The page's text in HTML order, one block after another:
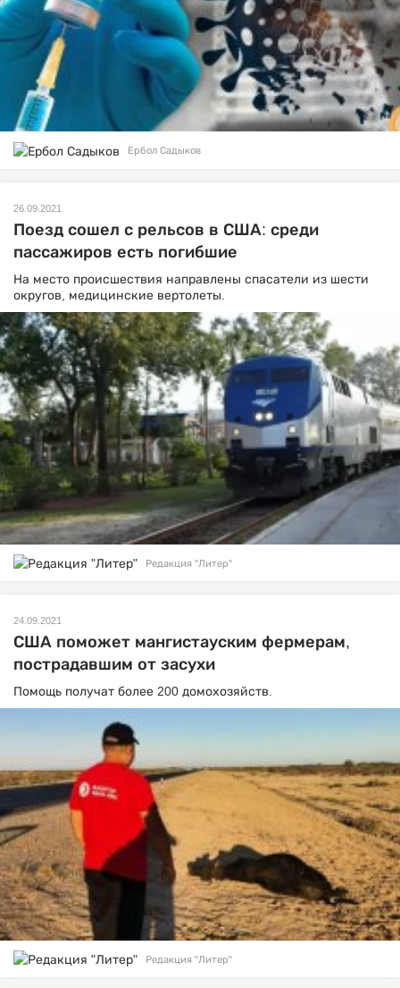
Ербол Садыков
26.09.2021
Поезд сошел с рельсов в США: среди
пассажиров есть погибшие
На место происшествия направлены спасатели из шести
округов, медицинские вертолеты.
Редакция "Литер"
24.09.2021
США поможет мангистауским фермерам,
пострадавшим от засухи
Помощь получат более 200 домохозяйств.
Редакция "Литер"